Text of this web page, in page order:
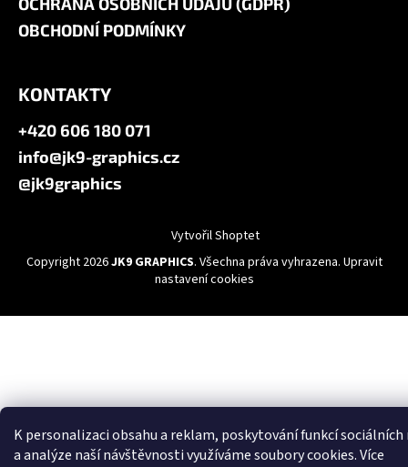
K personalizaci obsahu a reklam, poskytování funkcí sociálních
a analýze naší návštěvnosti využíváme soubory cookies. Více
OBCHODNÍ PODMÍNKY
KONTAKTY
+420 606 180 071
info@jk9-graphics.cz
@jk9graphics
Vytvořil Shoptet
Copyright 2026JK9 GRAPHICS. Všechna práva vyhrazena. Upravit
nastavení cookies